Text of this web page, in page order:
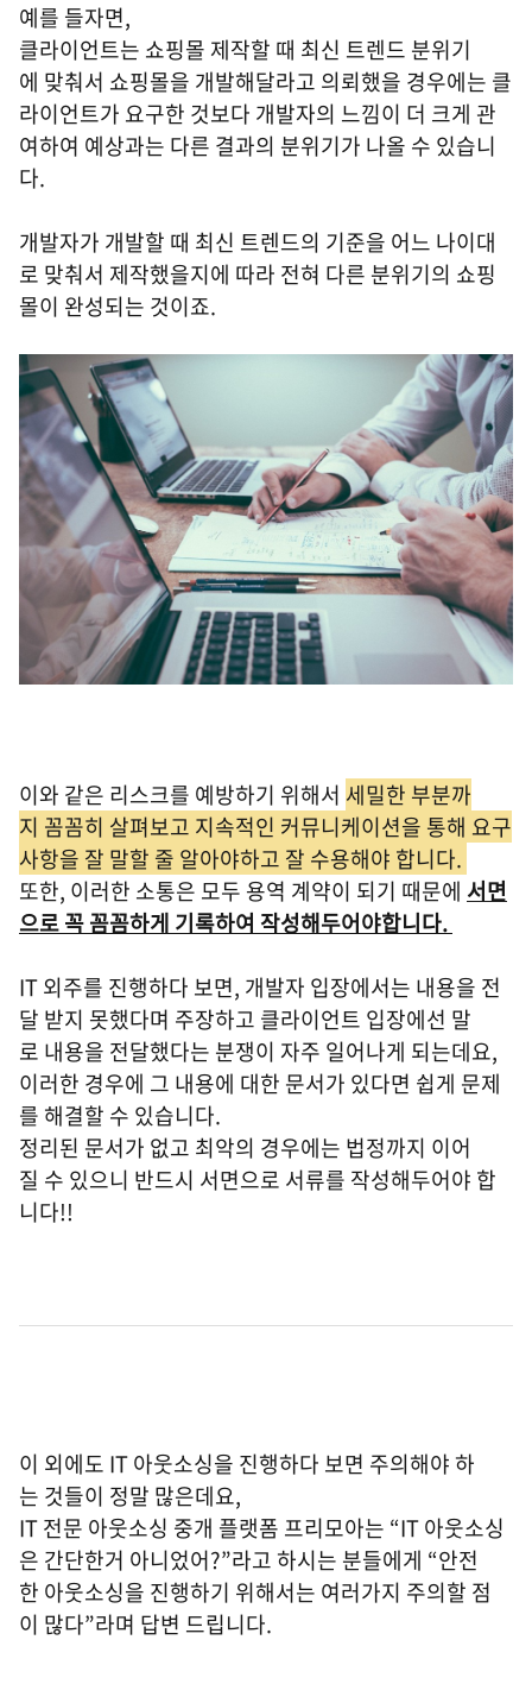
예를 들자면,
클라이언트는 쇼핑몰 제작할 때 최신 트렌드 분위기
에 맞춰서 쇼핑몰을 개발해달라고 의뢰했을 경우에는 클
라이언트가 요구한 것보다 개발자의 느낌이 더 크게 관
여하여 예상과는 다른 결과의 분위기가 나올 수 있습니
다.
개발자가 개발할 때 최신 트렌드의 기준을 어느 나이대
로 맞춰서 제작했을지에 따라 전혀 다른 분위기의 쇼핑
몰이 완성되는 것이죠.
이와 같은 리스크를 예방하기 위해서 세밀한 부분까
지 꼼꼼히 살펴보고 지속적인 커뮤니케이션을 통해 요구
사항을 잘 말할 줄 알아야하고 잘 수용해야 합니다.
또한, 이러한 소통은 모두 용역 계약이 되기 때문에 서면
으로 꼭 꼼꼼하게 기록하여 작성해두어야합니다.
IT 외주를 진행하다 보면, 개발자 입장에서는 내용을 전
달 받지 못했다며 주장하고 클라이언트 입장에선 말
로 내용을 전달했다는 분쟁이 자주 일어나게 되는데요,
이러한 경우에 그 내용에 대한 문서가 있다면 쉽게 문제
를 해결할 수 있습니다.
정리된 문서가 없고 최악의 경우에는 법정까지 이어
질 수 있으니 반드시 서면으로 서류를 작성해두어야 합
니다!!
이 외에도 IT 아웃소싱을 진행하다 보면 주의해야 하
는 것들이 정말 많은데요,
IT 전문 아웃소싱 중개 플랫폼 프리모아는 “IT 아웃소싱
은 간단한거 아니었어?”라고 하시는 분들에게 “안전
한 아웃소싱을 진행하기 위해서는 여러가지 주의할 점
이 많다”라며 답변 드립니다.